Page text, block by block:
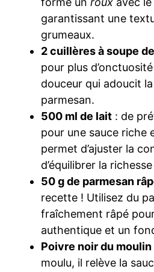
garantissant une
grumeaux.
2 cuillères à soupe
pour plus
douceur qui adoucit
parmesan.
500 ml de lait : de
pour une sauce riche
permet d’ajuster la
d’équilibrer la
50 g de parmesan
recette ! Utilisez du
fraîchement râpé
authentique et un
Poivre noir du moulin
moulu, il relève la